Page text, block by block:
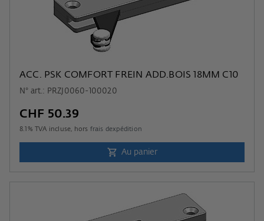
ACC. PSK COMFORT FREIN ADD.BOIS 18MM C10
N° art.: PRZJ0060-100020
CHF 50.39
8.1 % TVA incluse, hors frais dexpédition
Au panier